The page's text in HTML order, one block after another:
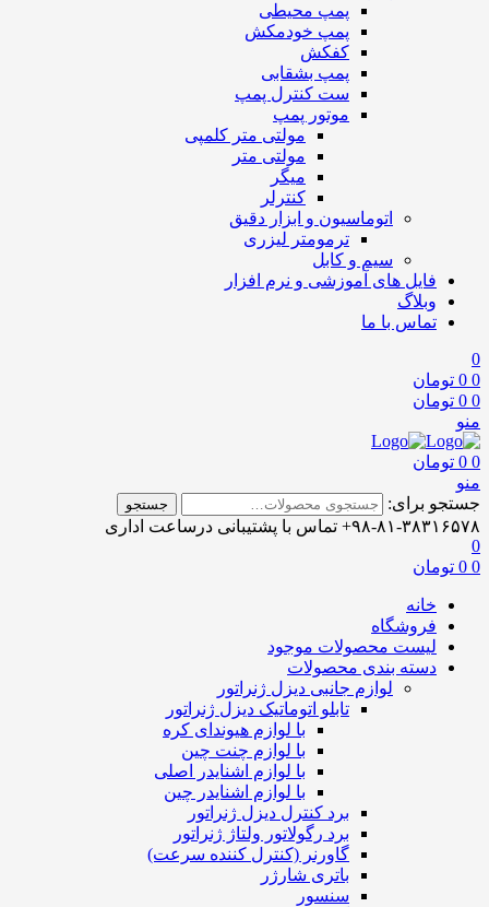
پمپ محیطی
پمپ خودمکش
کفکش
پمپ بشقابی
ست کنترل پمپ
موتور پمپ
مولتی متر کلمپی
مولتی متر
میگر
کنترلر
اتوماسیون و ابزار دقیق
ترمومتر لیزری
سیم و کابل
فایل های آموزشی و نرم افزار
وبلاگ
تماس با ما
0
0
0 تومان
0
0 تومان
منو
0
0 تومان
منو
جستجو برای:
جستجو
۹۸-۸۱-۳۸۳۱۶۵۷۸+ تماس با پشتیبانی درساعت اداری
0
0
0 تومان
خانه
فروشگاه
لیست محصولات موجود
دسته بندی محصولات
لوازم جانبی دیزل ژنراتور
تابلو اتوماتیک دیزل ژنراتور
با لوازم هیوندای کره
با لوازم چنت چین
با لوازم اشنایدر اصلی
با لوازم اشنایدر چین
برد کنترل دیزل ژنراتور
برد رگولاتور ولتاژ ژنراتور
گاورنر (کنترل کننده سرعت)
باتری شارژر
سنسور